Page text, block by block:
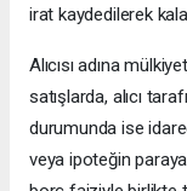
irat kaydedilerek
Alıcısı adına
satışlarda, alıcı
durumunda ise
veya ipoteğin